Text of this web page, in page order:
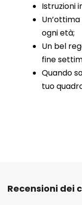
Istruzioni
ogni età;
Un bel
fine
Quando
tuo
Recensioni dei